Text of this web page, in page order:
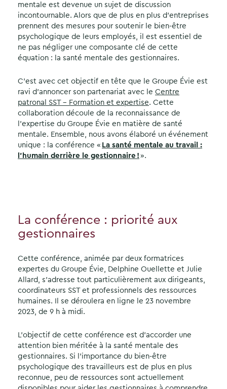
mentale est devenue un sujet de discussion
incontournable. Alors que de plus en plus d’entreprises
prennent des mesures pour soutenir le bien-être
psychologique de leurs employés, il est essentiel de
ne pas négliger une composante clé de cette
équation : la santé mentale des gestionnaires.
C’est avec cet objectif en tête que le Groupe Évie est
ravi d’annoncer son partenariat avec le Centre
patronal SST – Formation et expertise. Cette
collaboration découle de la reconnaissance de
l’expertise du Groupe Évie en matière de santé
mentale. Ensemble, nous avons élaboré un événement
unique : la conférence « La santé mentale au travail :
l’humain derrière le gestionnaire ! ».
La conférence : priorité aux
gestionnaires
Cette conférence, animée par deux formatrices
expertes du Groupe Évie, Delphine Ouellette et Julie
Allard, s’adresse tout particulièrement aux dirigeants,
coordinateurs SST et professionnels des ressources
humaines. Il se déroulera en ligne le 23 novembre
2023, de 9 h à midi.
L’objectif de cette conférence est d’accorder une
attention bien méritée à la santé mentale des
gestionnaires. Si l’importance du bien-être
psychologique des travailleurs est de plus en plus
reconnue, peu de ressources sont actuellement